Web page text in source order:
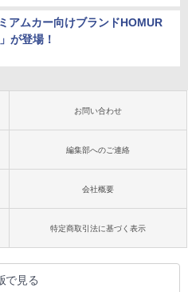
アムカー向けブランドHOMUR
が登場！
お問い合わせ
編集部へのご連絡
会社概要
特定商取引法に基づく表示
で見る